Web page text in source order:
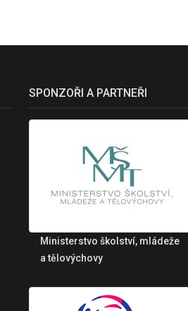
SPONZOŘI A PARTNEŘI
Ministerstvo školství, mládeže
a tělovýchovy